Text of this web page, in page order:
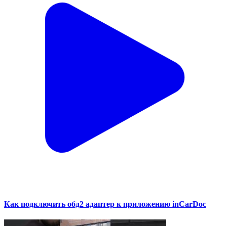
Как подключить обд2 адаптер к приложению inCarDoc